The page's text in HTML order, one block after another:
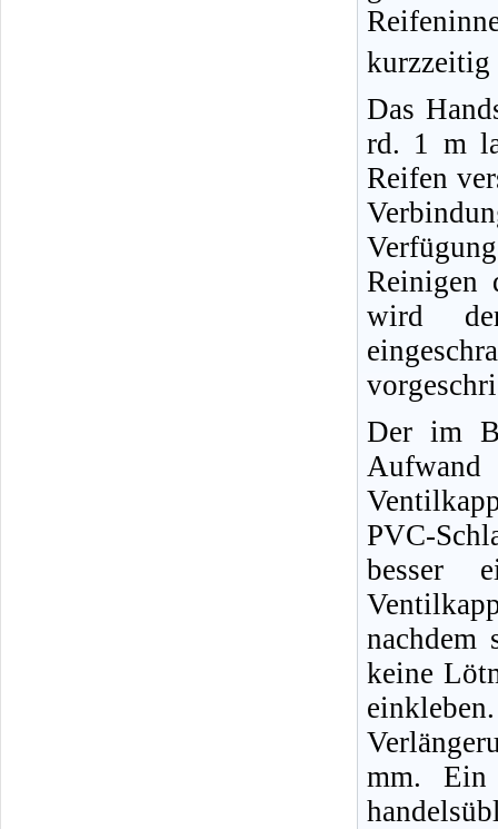
kurzzeitig
Das
rd. 1 m
Reifen
Reinigen
wird
Der im
PVC-
besser
nachdem
keine
mm. Ein